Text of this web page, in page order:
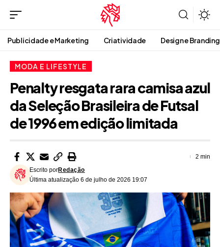
Publicidade e Marketing Criatividade Design e Branding
MODA E LIFESTYLE
Penalty resgata rara camisa azul
da Seleção Brasileira de Futsal
de 1996 em edição limitada
Última atualização 6 de julho de 2026 19:07
Escrito porRedação
2 min